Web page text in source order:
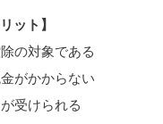
ット】
の対象である
がかからない
受けられる